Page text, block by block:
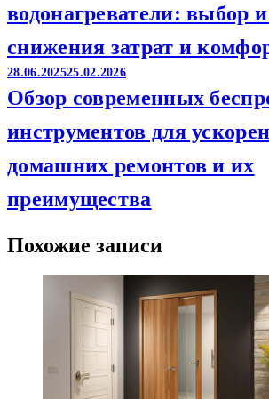
водонагреватели: выбор
снижения затрат и
28.06.202525.02.2026
Обзор современных
инструментов для
домашних ремонтов и их
преимущества
Похожие записи